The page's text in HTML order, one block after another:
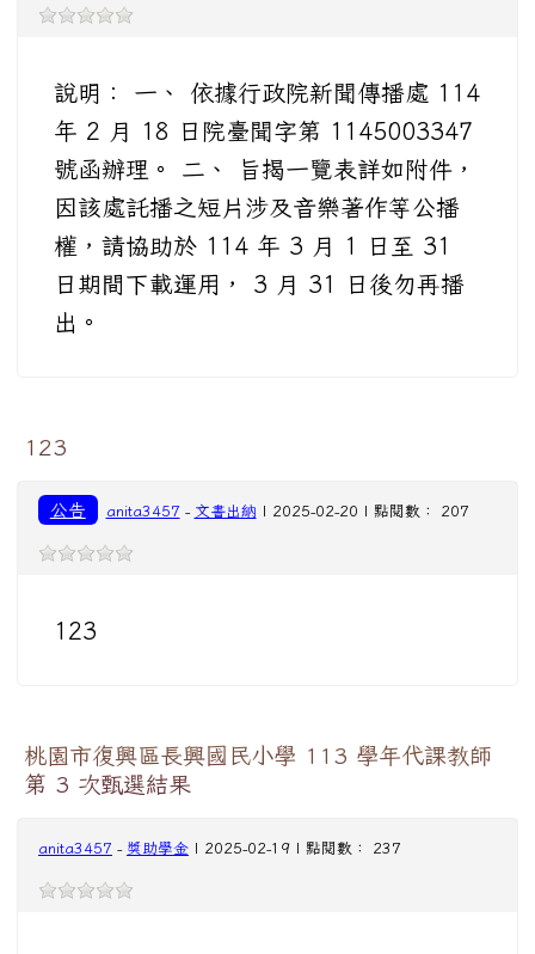
說明： 一、 依據行政院新聞傳播處 114
年 2 月 18 日院臺聞字第 1145003347
號函辦理。 二、 旨揭一覽表詳如附件，
因該處託播之短片涉及音樂著作等公播
權，請協助於 114 年 3 月 1 日至 31
日期間下載運用， 3 月 31 日後勿再播
出。
123
公告 anita3457 - 文書出納 | 2025-02-20 | 點閱數： 207
123
桃園市復興區長興國民小學 113 學年代課教師
第 3 次甄選結果
anita3457 - 獎助學金 | 2025-02-19 | 點閱數： 237